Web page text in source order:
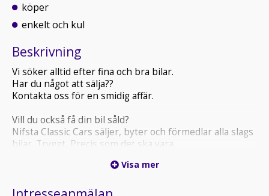
köper
enkelt och kul
Beskrivning
Vi söker alltid efter fina och bra bilar.
Har du något att sälja??
Kontakta oss för en smidig affär.
Vill du också få din bil såld?
Nifsta Classic Cars säljer, byter och förmedlar alla slags
bilar. Tryggt, Precis som det ska vara.
Vi har egen verkstad så tveka inte att kontakta oss för
Visa mer